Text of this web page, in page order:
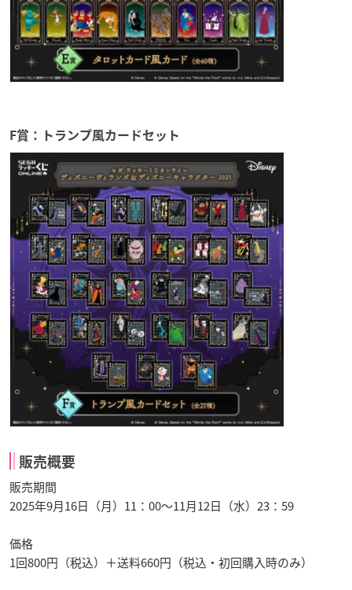
F賞：トランプ風カードセット
販売概要
販売期間
2025年9月16日（月）11：00～11月12日（水）23：59
価格
1回800円（税込）＋送料660円（税込・初回購入時のみ）